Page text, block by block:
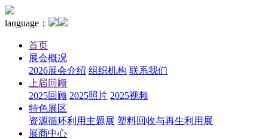
language：
首页
展会概况
2026展会介绍 组织机构 联系我们
上届回顾
2025回顾 2025照片 2025视频
特色展区
资源循环利用主题展 塑料回收与再生利用展
展商中心